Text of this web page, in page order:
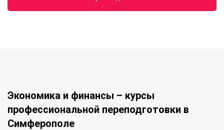
Экономика и финансы – курсы
профессиональной переподготовки в
Симферополе